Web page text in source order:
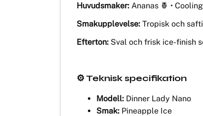
Huvudsmaker: Ananas 🍍 •
Smakupplevelse: Tropisk och
Efterton: Sval och frisk ice-finish
⚙️ Teknisk specifikation
Modell: Dinner Lady Nano
Smak: Pineapple Ice